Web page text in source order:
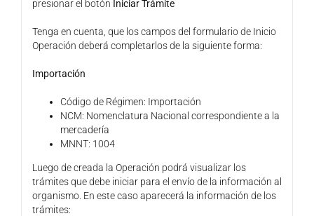
presionar el botón Iniciar Trámite
Tenga en cuenta, que los campos del formulario de Inicio
Operación deberá completarlos de la siguiente forma:
Importación
Código de Régimen: Importación
NCM: Nomenclatura Nacional correspondiente a la
mercadería
MNNT: 1004
Luego de creada la Operación podrá visualizar los
trámites que debe iniciar para el envío de la información al
organismo. En este caso aparecerá la información de los
trámites: